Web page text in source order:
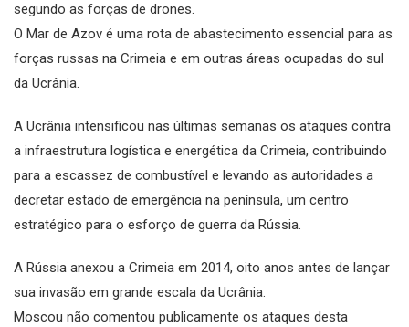
segundo as forças de drones.
O Mar de Azov é uma rota de abastecimento essencial para as
forças russas na Crimeia e em outras áreas ocupadas do sul
da Ucrânia.
A Ucrânia intensificou nas últimas semanas os ataques contra
a infraestrutura logística e energética da Crimeia, contribuindo
para a escassez de combustível e levando as autoridades a
decretar estado de emergência na península, um centro
estratégico para o esforço de guerra da Rússia.
A Rússia anexou a Crimeia em 2014, oito anos antes de lançar
sua invasão em grande escala da Ucrânia.
Moscou não comentou publicamente os ataques desta